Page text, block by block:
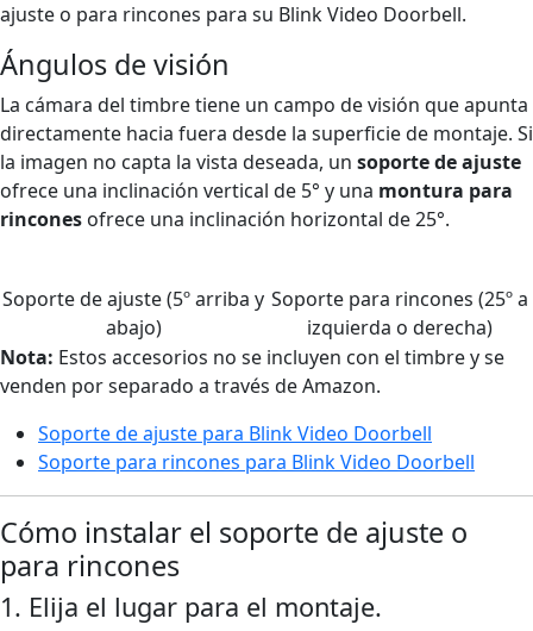
ajuste o para rincones para su Blink Video Doorbell.
Ángulos de visión
La cámara del timbre tiene un campo de visión que apunta
directamente hacia fuera desde la superficie de montaje. Si
la imagen no capta la vista deseada, un soporte de ajuste
ofrece una inclinación vertical de 5° y una montura para
rincones ofrece una inclinación horizontal de 25°.
Soporte de ajuste (5º arriba y
abajo)
Soporte para rincones (25º a
izquierda o derecha)
Nota: Estos accesorios no se incluyen con el timbre y se
venden por separado a través de Amazon.
Soporte de ajuste para Blink Video Doorbell
Soporte para rincones para Blink Video Doorbell
Cómo instalar el soporte de ajuste o
para rincones
1. Elija el lugar para el montaje.